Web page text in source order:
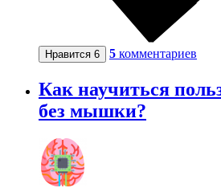
Нравится 6 5 комментариев
Как научиться
без мышки?